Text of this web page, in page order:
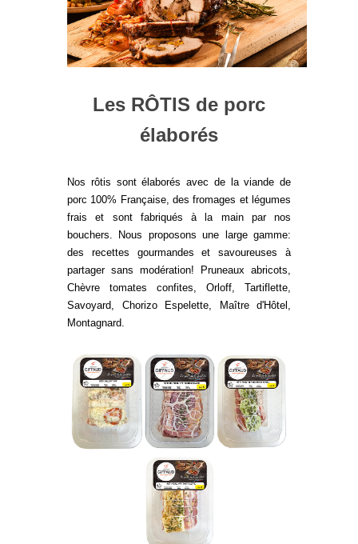
Les RÔTIS de porc
élaborés
Nos rôtis sont élaborés avec de la viande de
porc 100% Française, des fromages et légumes
frais et sont fabriqués à la main par nos
bouchers. Nous proposons une large gamme:
des recettes gourmandes et savoureuses à
partager sans modération! Pruneaux abricots,
Chèvre tomates confites, Orloff, Tartiflette,
Savoyard, Chorizo Espelette, Maître d'Hôtel,
Montagnard.